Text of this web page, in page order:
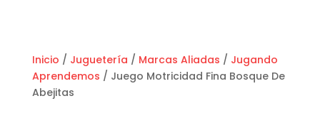
Inicio / Juguetería / Marcas Aliadas / Jugando
Aprendemos / Juego Motricidad Fina Bosque De
Abejitas